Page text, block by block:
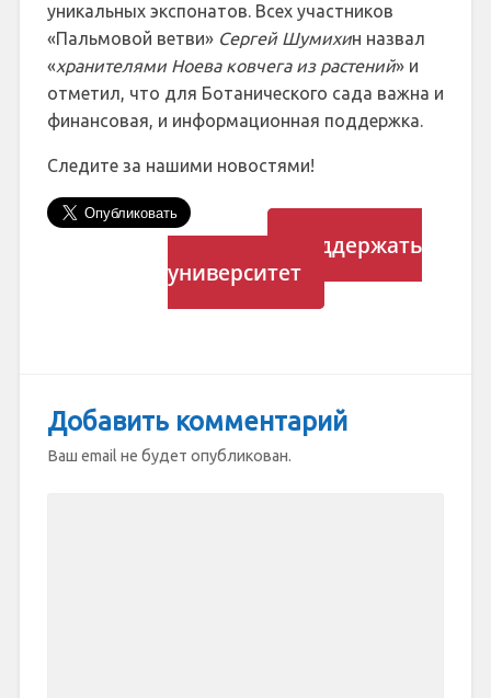
уникальных экспонатов. Всех участников
«Пальмовой ветви» Сергей Шумихин назвал
«хранителями Ноева ковчега из растений» и
отметил, что для Ботанического сада важна и
финансовая, и информационная поддержка.
Следите за нашими новостями!
Поддержать
университет
Добавить комментарий
Ваш email не будет опубликован.